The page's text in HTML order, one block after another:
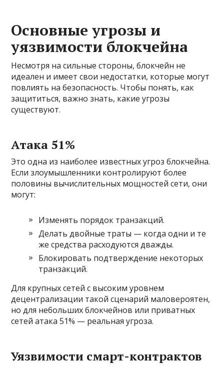
Основные угрозы и
уязвимости блокчейна
Несмотря на сильные стороны, блокчейн не
идеален и имеет свои недостатки, которые могут
повлиять на безопасность. Чтобы понять, как
защититься, важно знать, какие угрозы
существуют.
Атака 51%
Это одна из наиболее известных угроз блокчейна.
Если злоумышленники контролируют более
половины вычислительных мощностей сети, они
могут:
Изменять порядок транзакций.
Делать двойные траты — когда одни и те
же средства расходуются дважды.
Блокировать подтверждение некоторых
транзакций.
Для крупных сетей с высоким уровнем
децентрализации такой сценарий маловероятен,
но для небольших блокчейнов или приватных
сетей атака 51% — реальная угроза.
Уязвимости смарт-контрактов